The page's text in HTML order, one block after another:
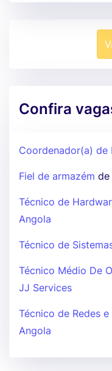
Confira
Coordenador(a) de
Fiel de armazém de
Técnico de
Angola
Técnico de
Técnico Médio De
JJ Services
Técnico de Redes
Angola